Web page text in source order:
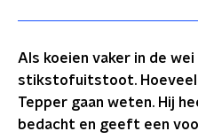
Als koeien vaker in de
stikstofuitstoot. Hoeveel
Tepper gaan weten. Hij
bedacht en geeft een